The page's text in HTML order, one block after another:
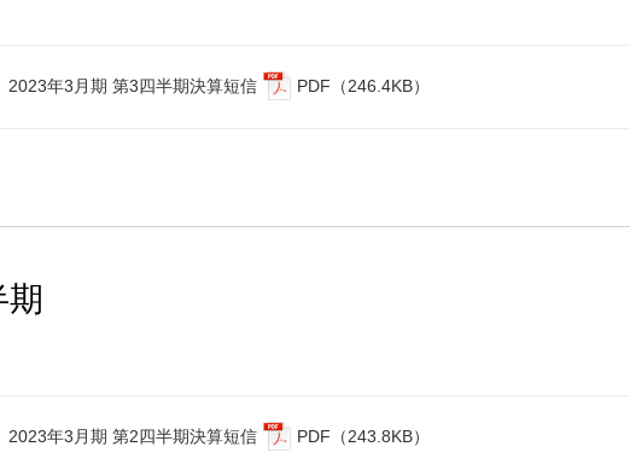
2023年3月期 第3四半期決算短信 PDF（246.4KB）
2023年3月期 第2四半期決算短信 PDF（243.8KB）